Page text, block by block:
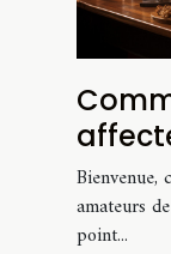
de
pour
Bienvenue,
amateurs
point...